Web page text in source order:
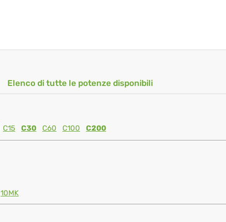
Elenco di tutte le potenze disponibili
C15 C30 C60 C100 C200
10MK